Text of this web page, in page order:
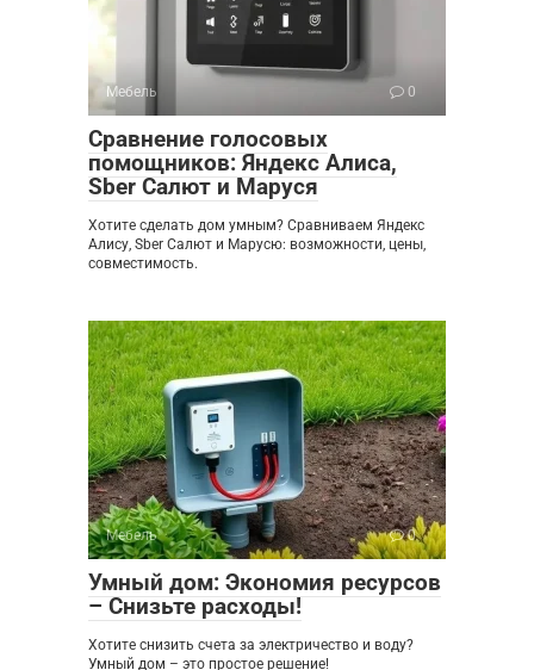
Мебель 0
Сравнение голосовых
помощников: Яндекс Алиса,
Sber Салют и Маруся
Хотите сделать дом умным? Сравниваем Яндекс
Алису, Sber Салют и Марусю: возможности, цены,
совместимость.
Мебель 0
Умный дом: Экономия ресурсов
– Снизьте расходы!
Хотите снизить счета за электричество и воду?
Умный дом – это простое решение!